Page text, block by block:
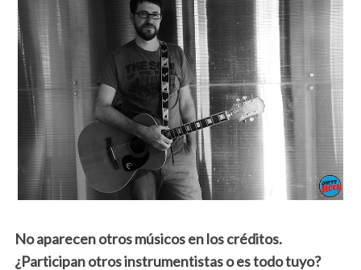
No aparecen otros músicos en los créditos.
¿Participan otros instrumentistas o es todo tuyo?